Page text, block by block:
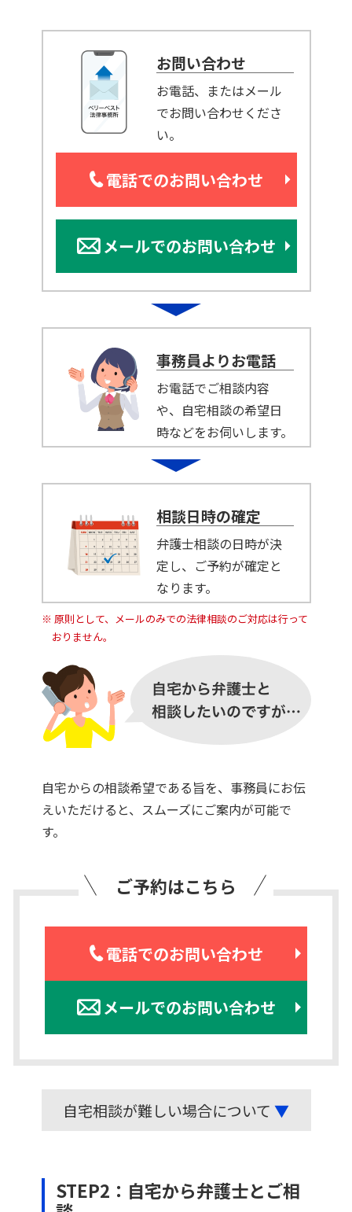
お問い合わせ
お電話、またはメール
でお問い合わせくださ
い。
電話でのお問い合わせ
メールでのお問い合わせ
事務員よりお電話
お電話でご相談内容
や、自宅相談の希望日
時などをお伺いします。
相談日時の確定
弁護士相談の日時が決
定し、ご予約が確定と
なります。
原則として、メールのみでの法律相談のご対応は行って
おりません。
自宅からの相談希望である旨を、事務員にお伝
えいただけると、スムーズにご案内が可能で
す。
ご予約はこちら
電話でのお問い合わせ
メールでのお問い合わせ
自宅相談が難しい場合について ▼
STEP2：自宅から弁護士とご相